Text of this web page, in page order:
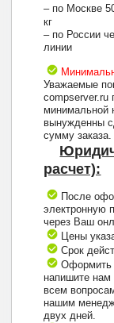
– по Москве
кг
– по России
линии
Уважаемые
compserver.ru
минимальной
вынужденны
сумму
расчет):
После
электронную
через Ваш
Цены
Срок
Оформить
напишите нам
всем
нашим
двух дней.